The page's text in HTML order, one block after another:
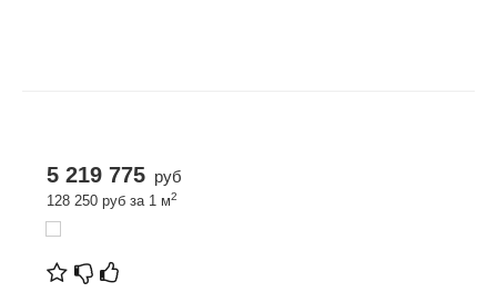
5 219 775 руб
128 250 руб за 1 м2